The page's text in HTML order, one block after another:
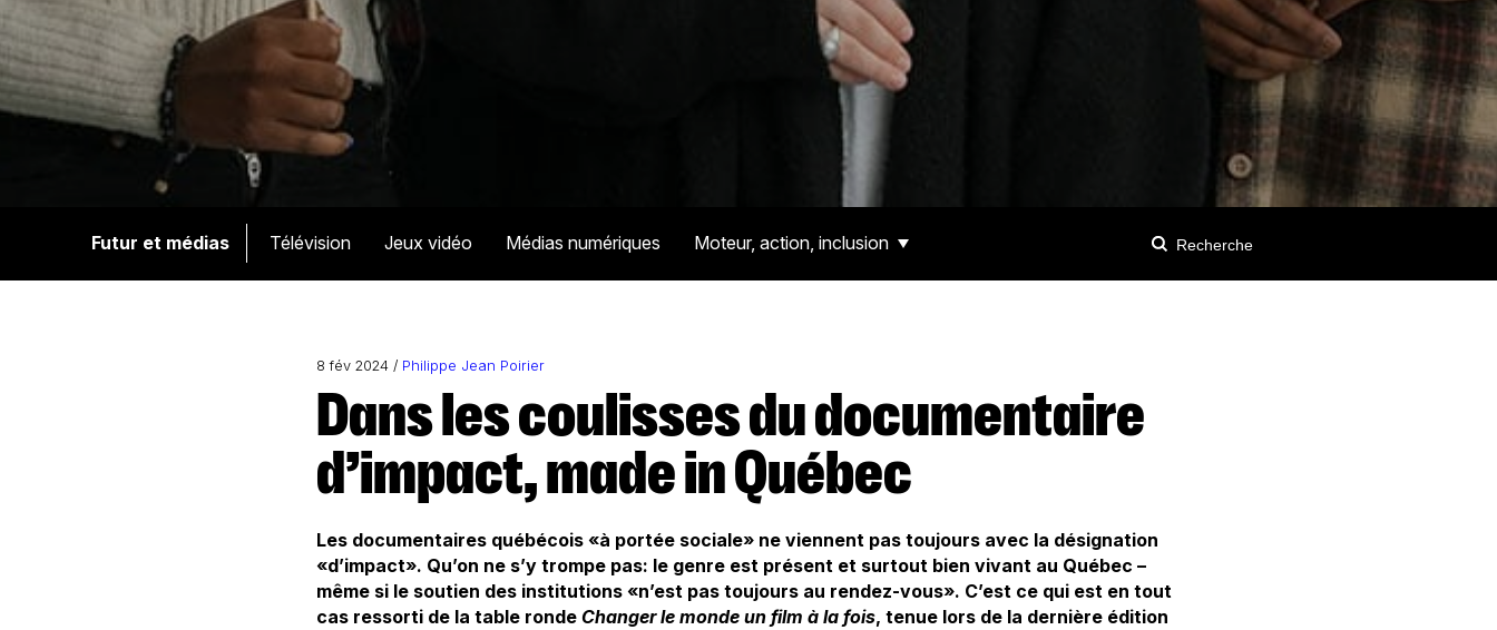
Futur et médias Télévision Jeux vidéo Médias numériques Moteur, action, inclusion
8 fév 2024 / Philippe Jean Poirier
Dans les coulisses du documentaire
d’impact, made in Québec
Les documentaires québécois «à portée sociale» ne viennent pas toujours avec la désignation
«d’impact». Qu’on ne s’y trompe pas: le genre est présent et surtout bien vivant au Québec –
même si le soutien des institutions «n’est pas toujours au rendez-vous». C’est ce qui est en tout
cas ressorti de la table rondeChanger le monde un film à la fois, tenue lors de la dernière édition